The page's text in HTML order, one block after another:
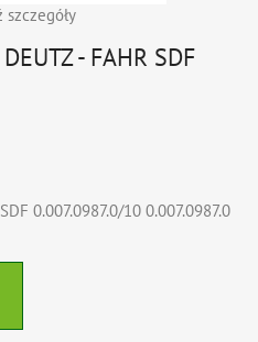
szczegóły
- FAHR SDF
0.007.0987.0/10 0.007.0987.0